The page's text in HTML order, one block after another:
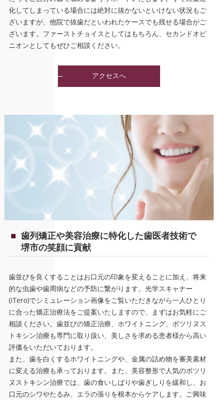
化してしまっている場合には絶対に抜かないといけない状況もご
ざいますが、他院で抜歯だといわれたケースでも残せる場合がご
ざいます。ファーストチョイスとしてはもちろん、セカンドオピ
ニオンとしてもぜひご相談ください。
アクセスへ
歯列矯正や美容治療に特化した歯医者技術で
堺市の笑顔に貢献
歯並びを良くすることはお口元の印象を変えることに加え、将来
的な虫歯や歯周病などの予防に繋がります。光学スキャナー
(iTero)でシミュレーション画像をご覧いただきながら一人ひとり
に合った矯正治療法をご提案いたしますので、まずはお気軽にご
相談ください。歯並びの矯正治療、ホワイトニング、ボツリヌス
トキシン治療も専門に取り扱い、美しさを求める患者様から高い
評価をいただいております。
また、歯を白くするホワイトニングや、金属の詰め物を審美素材
に変える治療も承っております。また、美容整形で人気のボツリ
ヌストキシン治療では、歯の食いしばりや歯ぎしりを緩和し、お
口元のシワやたるみ、エラの張りを根本からケアします。ご興味